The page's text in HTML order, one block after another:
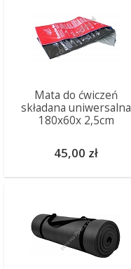
Mata do ćwiczeń
składana uniwersalna
180x60x 2,5cm
45,00 zł